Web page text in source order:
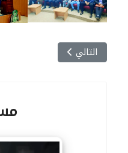
المقال التالي: ملتقى
التالي